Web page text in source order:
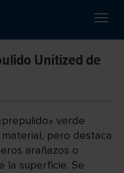
Unitized de
verde
pero destaca
arañazos o
la superficie. Se